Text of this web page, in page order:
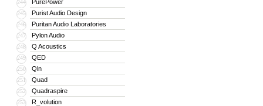
244 PurePower
245 Purist Audio Design
246 Puritan Audio Laboratories
247 Pylon Audio
248 Q Acoustics
249 QED
250 Qln
251 Quad
252 Quadraspire
253 R_volution